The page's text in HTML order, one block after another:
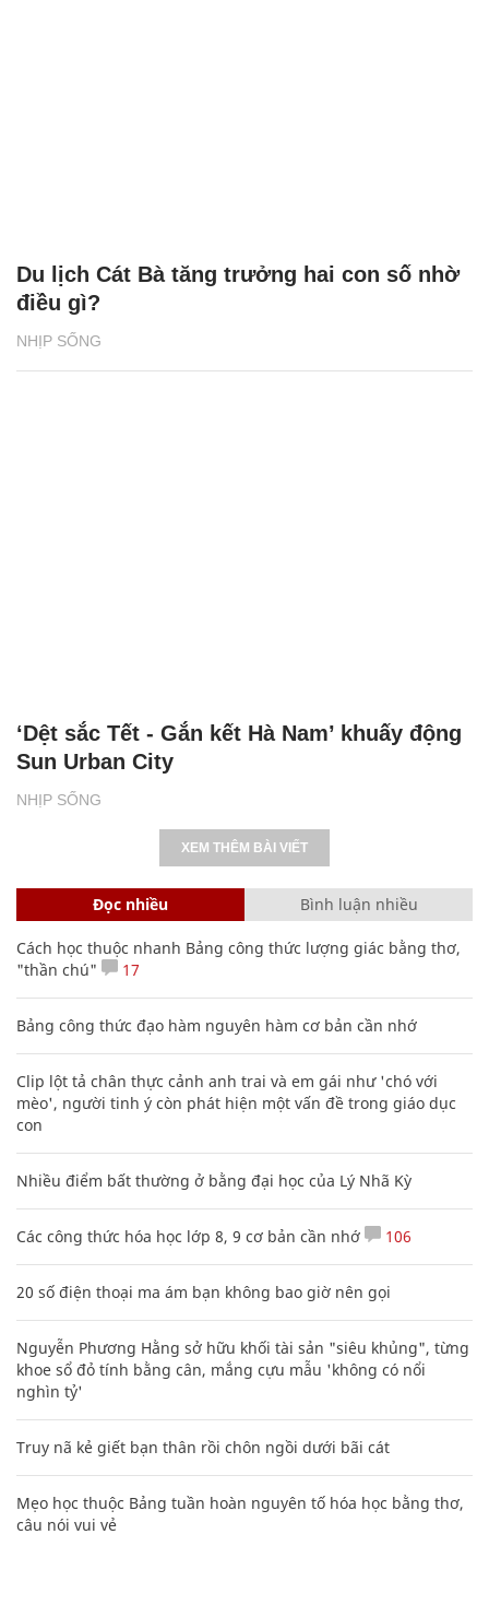
NHỊP SỐNG
Du lịch Cát Bà tăng trưởng hai con số nhờ
điều gì?
NHỊP SỐNG
‘Dệt sắc Tết - Gắn kết Hà Nam’ khuấy động
Sun Urban City
XEM THÊM BÀI VIẾT
Đọc nhiều Bình luận nhiều
Cách học thuộc nhanh Bảng công thức lượng giác bằng thơ,
"thần chú"
17
Bảng công thức đạo hàm nguyên hàm cơ bản cần nhớ
Clip lột tả chân thực cảnh anh trai và em gái như 'chó với
mèo', người tinh ý còn phát hiện một vấn đề trong giáo dục
con
Nhiều điểm bất thường ở bằng đại học của Lý Nhã Kỳ
Các công thức hóa học lớp 8, 9 cơ bản cần nhớ 106
20 số điện thoại ma ám bạn không bao giờ nên gọi
Nguyễn Phương Hằng sở hữu khối tài sản "siêu khủng", từng
khoe sổ đỏ tính bằng cân, mắng cựu mẫu 'không có nổi
nghìn tỷ'
Truy nã kẻ giết bạn thân rồi chôn ngồi dưới bãi cát
Mẹo học thuộc Bảng tuần hoàn nguyên tố hóa học bằng thơ,
câu nói vui vẻ